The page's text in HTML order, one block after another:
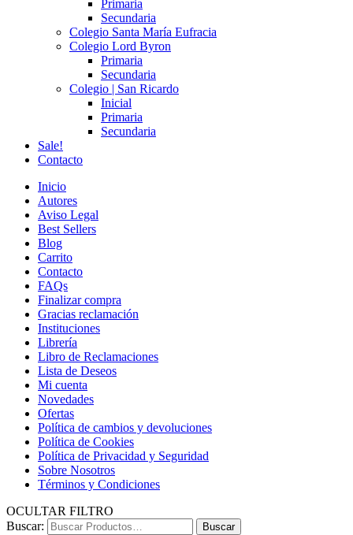
Primaria
Secundaria
Colegio Santa María Eufracia
Colegio Lord Byron
Primaria
Secundaria
Colegio | San Ricardo
Inicial
Primaria
Secundaria
Sale!
Contacto
Inicio
Autores
Aviso Legal
Best Sellers
Blog
Carrito
Contacto
FAQs
Finalizar compra
Gracias reclamación
Instituciones
Librería
Libro de Reclamaciones
Lista de Deseos
Mi cuenta
Novedades
Ofertas
Política de cambios y devoluciones
Política de Cookies
Política de Privacidad y Seguridad
Sobre Nosotros
Términos y Condiciones
OCULTAR FILTRO
Buscar:
Buscar